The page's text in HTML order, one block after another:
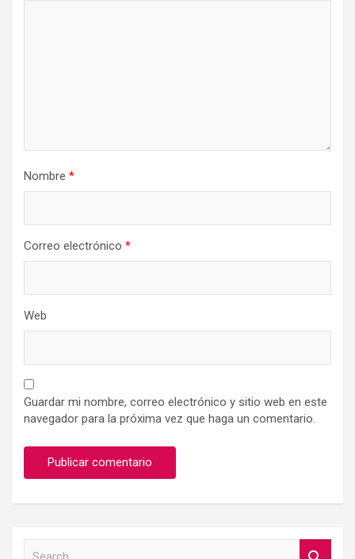
Nombre *
Correo electrónico *
Web
Guardar mi nombre, correo electrónico y sitio web en este
navegador para la próxima vez que haga un comentario.